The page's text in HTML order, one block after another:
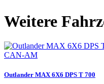
Weitere
CAN-AM
Outlander MAX 6X6 DPS T 700